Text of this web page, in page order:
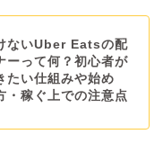
ないUber Eatsの配
ーって何？初心者が
たい仕組みや始め
・稼ぐ上での注意点